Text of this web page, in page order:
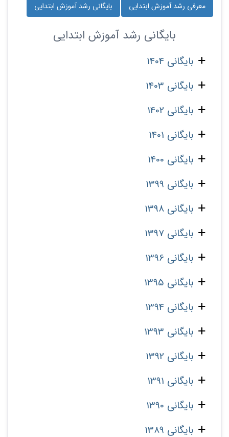
معرفی رشد آموزش ابتدایی بایگانی رشد آموزش ابتدایی
بایگانی رشد آموزش ابتدایی
بایگانی 1404
بایگانی 1403
بایگانی 1402
بایگانی 1401
بایگانی 1400
بایگانی 1399
بایگانی 1398
بایگانی 1397
بایگانی 1396
بایگانی 1395
بایگانی 1394
بایگانی 1393
بایگانی 1392
بایگانی 1391
بایگانی 1390
بایگانی 1389